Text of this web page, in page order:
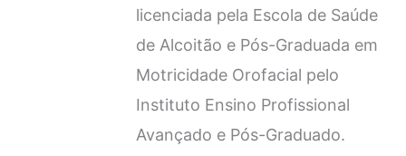
licenciada pela Escola de Saúde
de Alcoitão e Pós-Graduada em
Motricidade Orofacial pelo
Instituto Ensino Profissional
Avançado e Pós-Graduado.